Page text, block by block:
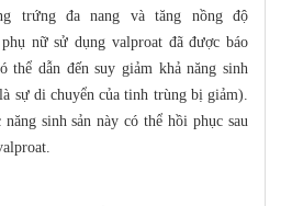
trứng đa nang và tăng nồng độ
nữ sử dụng valproat đã được báo
thể dẫn đến suy giảm khả năng sinh
sự di chuyển của tinh trùng bị giảm).
sinh sản này có thể hồi phục sau